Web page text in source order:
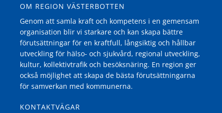
OM REGION VÄSTERBOTTEN
Genom att samla kraft och kompetens i en gemensam
organisation blir vi starkare och kan skapa bättre
förutsättningar för en kraftfull, långsiktig och hållbar
utveckling för hälso- och sjukvård, regional utveckling,
kultur, kollektivtrafik och besöksnäring. En region ger
också möjlighet att skapa de bästa förutsättningarna
för samverkan med kommunerna.
KONTAKTVÄGAR